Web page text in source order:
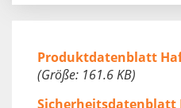
Produktdatenblatt
(Größe: 161.6 KB)
Sicherheitsdatenblatt